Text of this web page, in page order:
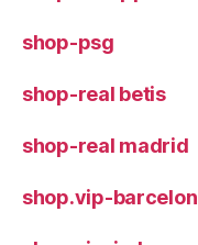
shop-psg
shop-real betis
shop-real madrid
shop.vip-